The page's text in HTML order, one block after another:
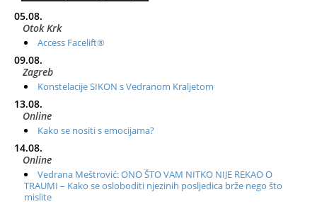
05.08.
Otok Krk
Access Facelift®
09.08.
Zagreb
Konstelacije SIKON s Vedranom Kraljetom
13.08.
Online
Kako se nositi s emocijama?
14.08.
Online
Vedrana Meštrović: ONO ŠTO VAM NITKO NIJE REKAO O
TRAUMI – Kako se osloboditi njezinih posljedica brže nego što
mislite